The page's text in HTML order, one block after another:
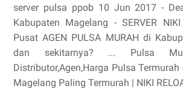
server pulsa ppob 10 Jun 2017 -
Kabupaten Magelang - SERVER
Pusat AGEN PULSA MURAH di
dan sekitarnya? ... Pulsa
Distributor,Agen,Harga Pulsa
Magelang Paling Termurah | NIKI